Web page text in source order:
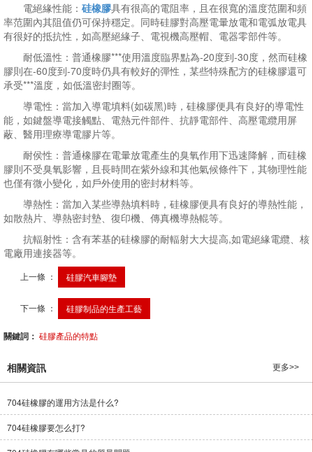
電絕緣性能： 硅橡膠具有很高的電阻率，且在很寬的溫度范圍和頻
率范圍內其阻值仍可保持穩定。同時硅膠對高壓電暈放電和電弧放電具
有很好的抵抗性，如高壓絕緣子、電視機高壓帽、電器零部件等。
耐低溫性：普通橡膠***使用溫度臨界點為-20度到-30度，然而硅橡
膠則在-60度到-70度時仍具有較好的彈性，某些特殊配方的硅橡膠還可
承受***溫度，如低溫密封圈等。
導電性：當加入導電填料(如碳黑)時，硅橡膠便具有良好的導電性
能，如鍵盤導電接觸點、電熱元件部件、抗靜電部件、高壓電纜用屏
蔽、醫用理療導電膠片等。
耐侯性：普通橡膠在電暈放電產生的臭氧作用下迅速降解，而硅橡
膠則不受臭氧影響，且長時間在紫外線和其他氣候條件下，其物理性能
也僅有微小變化，如戶外使用的密封材料等。
導熱性：當加入某些導熱填料時，硅橡膠便具有良好的導熱性能，
如散熱片、導熱密封墊、復印機、傳真機導熱輥等。
抗輻射性：含有苯基的硅橡膠的耐輻射大大提高,如電絕緣電纜、核
電廠用連接器等。
上一條 ： 硅膠汽車腳墊
下一條 ： 硅膠制品的生產工藝
關鍵詞： 硅膠產品的特點
相關資訊 更多>>
704硅橡膠的運用方法是什么?
704硅橡膠要怎么打?